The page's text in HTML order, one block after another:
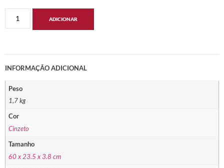
ADICIONAR
INFORMAÇÃO ADICIONAL
Peso
1,7 kg
Cor
Cinzeto
Tamanho
60 x 23.5 x 3.8 cm